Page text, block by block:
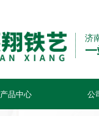
济
产品中心 公